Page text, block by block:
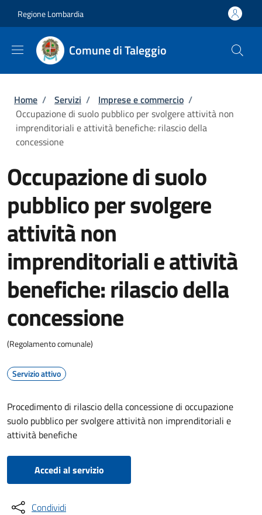
Regione Lombardia
Comune di Taleggio
Briciole di pane
Home / Servizi / Imprese e commercio /
Occupazione di suolo pubblico per svolgere attività non
imprenditoriali e attività benefiche: rilascio della
concessione
Occupazione di suolo
pubblico per svolgere
attività non
imprenditoriali e attività
benefiche: rilascio della
concessione
(Regolamento comunale)
Servizio attivo
Procedimento di rilascio della concessione di occupazione
suolo pubblico per svolgere attività non imprenditoriali e
attività benefiche
Accedi al servizio
Condividi